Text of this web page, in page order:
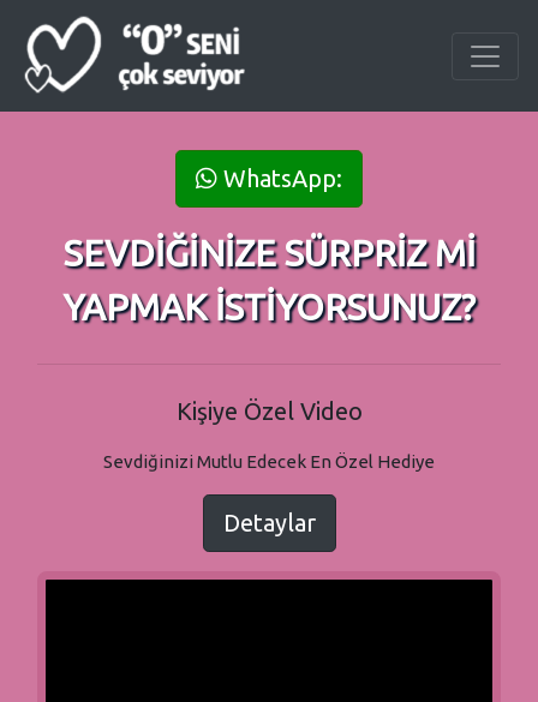
WhatsApp:
SEVDİĞİNİZE SÜRPRİZ Mİ
YAPMAK İSTİYORSUNUZ?
Kişiye Özel Video
Sevdiğinizi Mutlu Edecek En Özel Hediye
Detaylar